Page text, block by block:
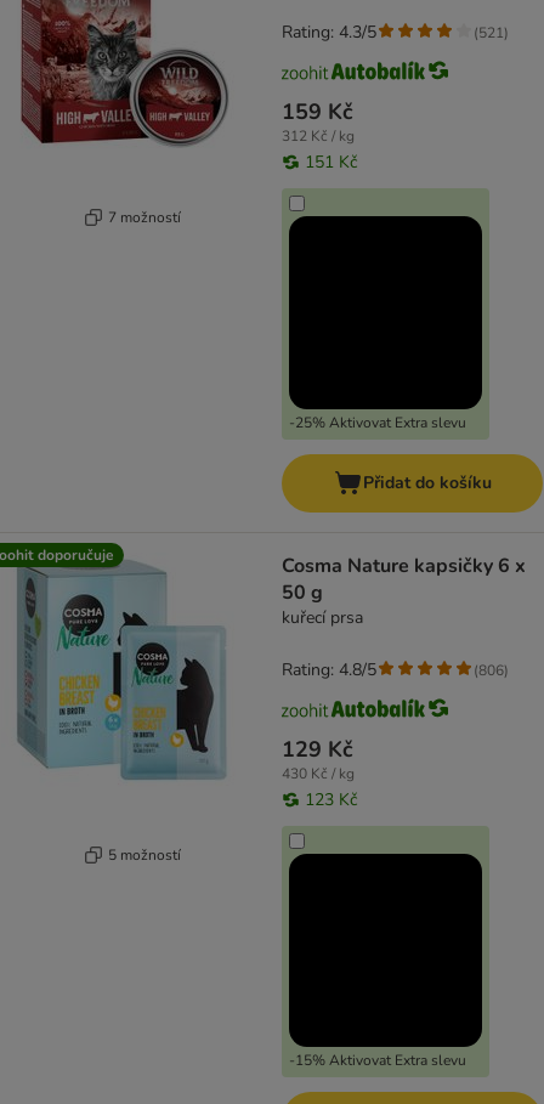
7 možností
159 Kč
312 Kč / kg
151 Kč
-25% Aktivovat Extra slevu
Rating: 4.3/5 (521)
Přidat do košíku
doporučuje
5 možností
Cosma Nature kapsičky 6 x
50 g
kuřecí prsa
129 Kč
430 Kč / kg
123 Kč
-15% Aktivovat Extra slevu
Rating: 4.8/5 (806)